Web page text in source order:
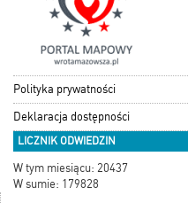
Polityka prywatności
Deklaracja dostępności
LICZNIK ODWIEDZIN
W tym miesiącu: 20437
W sumie: 179828